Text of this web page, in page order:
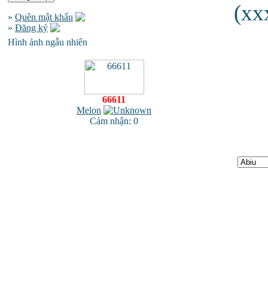
» Quên mật khẩu
» Đăng ký
Hình ảnh ngẫu nhiên
66611
Melon
Cảm nhận: 0